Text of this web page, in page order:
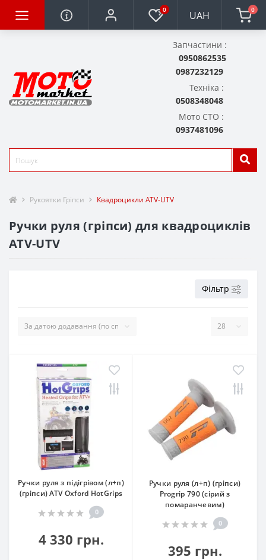
0 UAH 0
Запчастини :
0950862535
0987232129
Техніка :
0508348048
Мото СТО :
0937481096
Рукоятки Гріпси Квадроцикли ATV-UTV
Ручки руля (гріпси) для квадроциклів
ATV-UTV
Фільтр
Ручки руля з підігрівом (л+п)
(гріпси) ATV Oxford HotGrips
0
4 330 грн.
Ручки руля (л+п) (гріпси)
Progrip 790 (сірий з
помаранчевим)
0
395 грн.